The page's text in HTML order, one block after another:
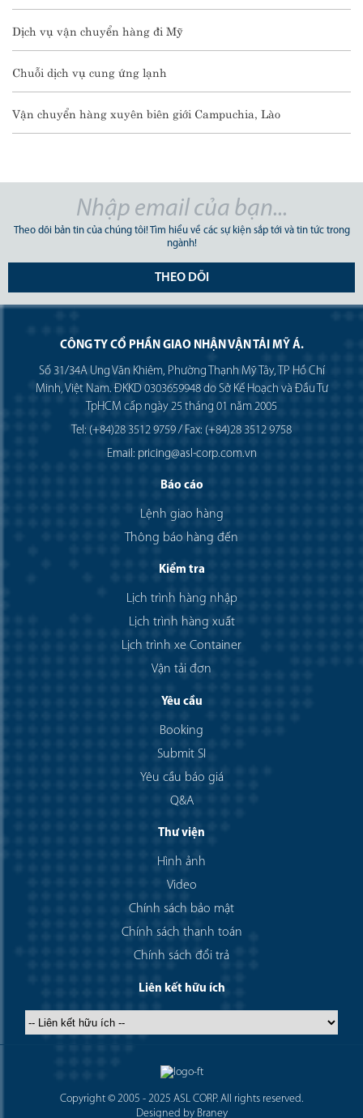
Dịch vụ vận chuyển hàng đi Mỹ
Chuỗi dịch vụ cung ứng lạnh
Vận chuyển hàng xuyên biên giới Campuchia, Lào
Theo dõi bản tin của chúng tôi! Tìm hiểu về các sự kiện sắp tới và tin tức trong
ngành!
THEO DÕI
CÔNG TY CỔ PHẦN GIAO NHẬN VẬN TẢI MỸ Á.
Số 31/34A Ung Văn Khiêm, Phường Thạnh Mỹ Tây, TP Hồ Chí
Minh, Việt Nam. ĐKKD 0303659948 do Sở Kế Hoạch và Đầu Tư
TpHCM cấp ngày 25 tháng 01 năm 2005
Tel: (+84)28 3512 9759 / Fax: (+84)28 3512 9758
Email: pricing@asl-corp.com.vn
Báo cáo
Lệnh giao hàng
Thông báo hàng đến
Kiểm tra
Lịch trình hàng nhập
Lịch trình hàng xuất
Lịch trình xe Container
Vận tải đơn
Yêu cầu
Booking
Submit SI
Yêu cầu báo giá
Q&A
Thư viện
Hình ảnh
Video
Chính sách bảo mật
Chính sách thanh toán
Chính sách đổi trả
Liên kết hữu ích
Copyright © 2005 - 2025 ASL CORP. All rights reserved.
Designed by Braney